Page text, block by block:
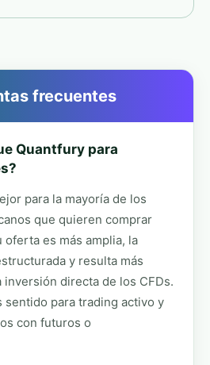
frecuentes
Quantfury para
para la mayoría de los
que quieren comprar
oferta es más amplia, la
y resulta más
directa de los CFDs.
sentido para trading activo y
con futuros o